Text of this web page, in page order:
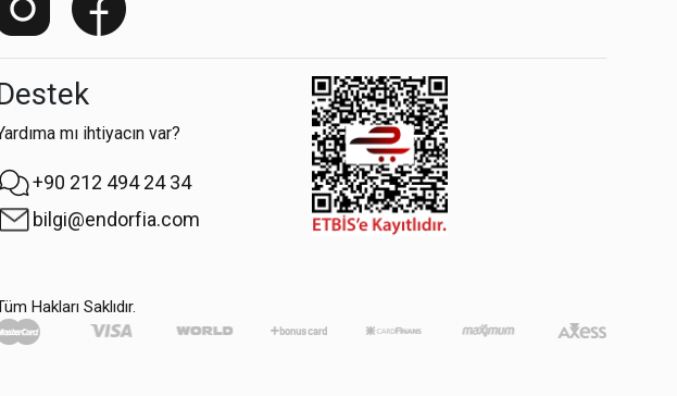
mı ihtiyacın var?
+90 212 494 24 34
bilgi@endorfia.com
Hakları Saklıdır.